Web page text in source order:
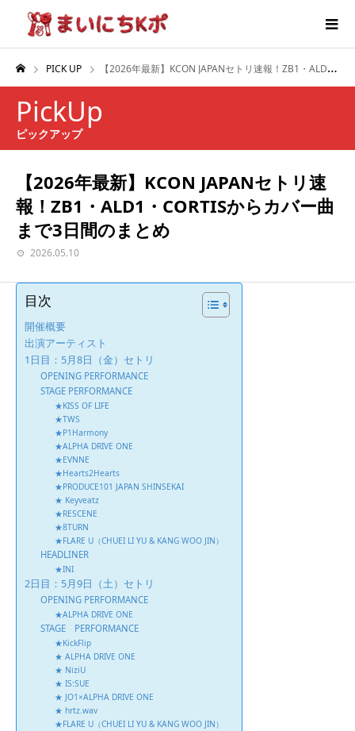
PICK UP 【2026年最新】KCON JAPANセトリ速報！ZB1・ALD1・CORTISからカバー曲まで3日間のまとめ
PickUp
ピックアップ
【2026年最新】KCON JAPANセトリ速
報！ZB1・ALD1・CORTISからカバー曲
まで3日間のまとめ
2026.05.10
目次
開催概要
出演アーティスト
1日目：5月8日（金）セトリ
OPENING PERFORMANCE
STAGE PERFORMANCE
★KISS OF LIFE
★TWS
★P1Harmony
★ALPHA DRIVE ONE
★EVNNE
★Hearts2Hearts
★PRODUCE101 JAPAN SHINSEKAI
★ Keyveatz
★RESCENE
★8TURN
★FLARE U（CHUEI LI YU & KANG WOO JIN）
HEADLINER
★INI
2日目：5月9日（土）セトリ
OPENING PERFORMANCE
★ALPHA DRIVE ONE
STAGE PERFORMANCE
★KickFlip
★ ALPHA DRIVE ONE
★ NiziU
★ IS:SUE
★ JO1×ALPHA DRIVE ONE
★ hrtz.wav
★FLARE U（CHUEI LI YU & KANG WOO JIN）